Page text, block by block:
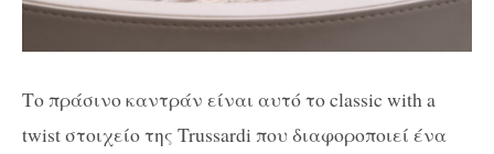
Το πράσινο καντράν είναι αυτό το classic with a
twist στοιχείο της Trussardi που διαφοροποιεί ένα